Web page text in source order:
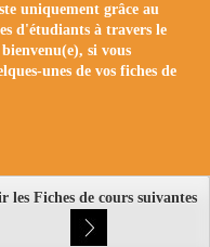
uniquement grâce au
d'étudiants à travers le
si vous
unes de vos fiches de
les Fiches de cours suivantes